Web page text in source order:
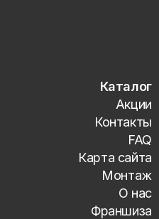
Каталог
Акции
Контакты
FAQ
Карта сайта
Монтаж
О нас
Франшиза